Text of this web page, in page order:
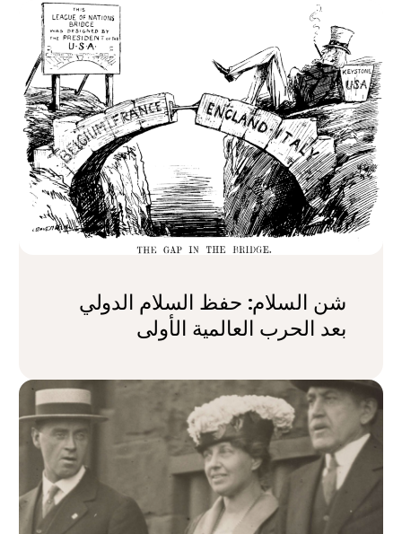
شن السلام: حفظ السلام الدولي
بعد الحرب العالمية الأولى